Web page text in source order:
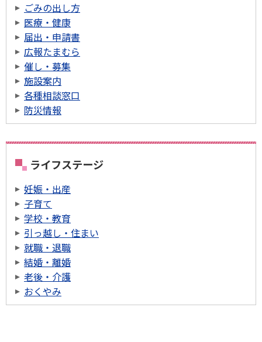
ごみの出し方
医療・健康
届出・申請書
広報たまむら
催し・募集
施設案内
各種相談窓口
防災情報
ライフステージ
妊娠・出産
子育て
学校・教育
引っ越し・住まい
就職・退職
結婚・離婚
老後・介護
おくやみ